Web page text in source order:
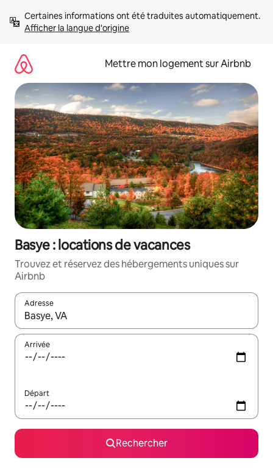
directement
Afficher la langue d'origine
Mettre mon logement sur Airbnb
Basye : locations de vacances
Trouvez et réservez des hébergements uniques sur
Airbnb
Adresse
Lorsque les résultats s'affichent, utilisez les flèches vers le
Arrivée
Départ
Rechercher